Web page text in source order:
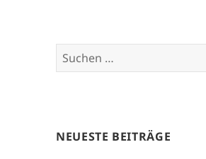
Suchen
nach:
NEUESTE BEITRÄGE